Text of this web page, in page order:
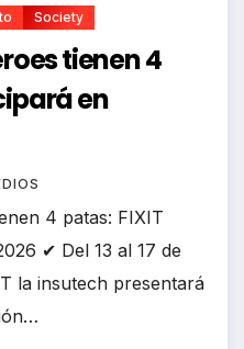
Society
tienen 4
en
4 patas: FIXIT
✔ Del 13 al 17 de
la insutech presentará